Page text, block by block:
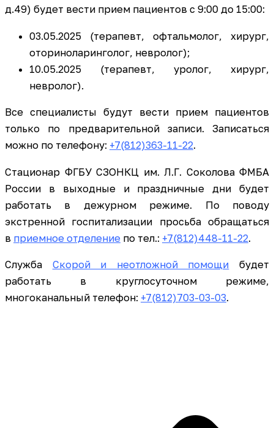
д.49) будет вести прием пациентов с 9:00 до 15:00:
03.05.2025 (терапевт, офтальмолог, хирург,
оториноларинголог, невролог);
10.05.2025 (терапевт, уролог, хирург,
невролог).
Все специалисты будут вести прием пациентов
только по предварительной записи. Записаться
можно по телефону: +7(812)363-11-22.
Стационар ФГБУ СЗОНКЦ им. Л.Г. Соколова ФМБА
России в выходные и праздничные дни будет
работать в дежурном режиме. По поводу
экстренной госпитализации просьба обращаться
в приемное отделение по тел.: +7(812)448-11-22.
Служба Скорой и неотложной помощи будет
работать в круглосуточном режиме,
многоканальный телефон: +7(812)703-03-03.